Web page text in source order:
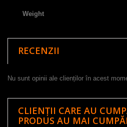
Weight
RECENZII
Nu sunt opinii ale clienților în acest
CLIENȚII CARE AU
PRODUS AU MAI